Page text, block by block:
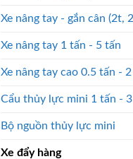
Xe nâng tay - gắn cân (2t,
Xe nâng tay 1 tấn - 5 tấn
Xe nâng tay cao 0.5 tấn -
Cẩu thủy lực mini 1 tấn -
Bộ nguồn thủy lực mini
Xe đẩy hàng